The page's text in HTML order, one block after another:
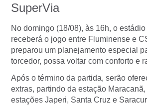
SuperVia
No domingo (18/08), às 16h, o
receberá o jogo entre Fluminense e
preparou um planejamento especial
torcedor, possa voltar com conforto e
Após o término da partida, serão
extras, partindo da estação
estações Japeri, Santa Cruz e